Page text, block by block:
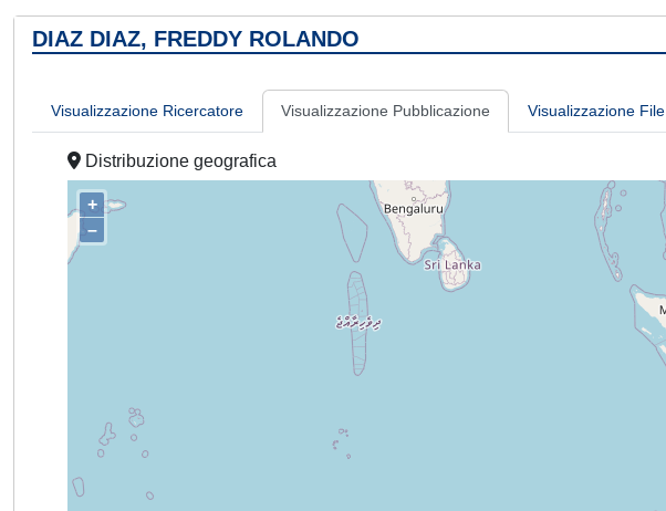
DIAZ DIAZ, FREDDY ROLANDO
Visualizzazione Ricercatore Visualizzazione Pubblicazione Visualizzazione File
Distribuzione geografica
+
–